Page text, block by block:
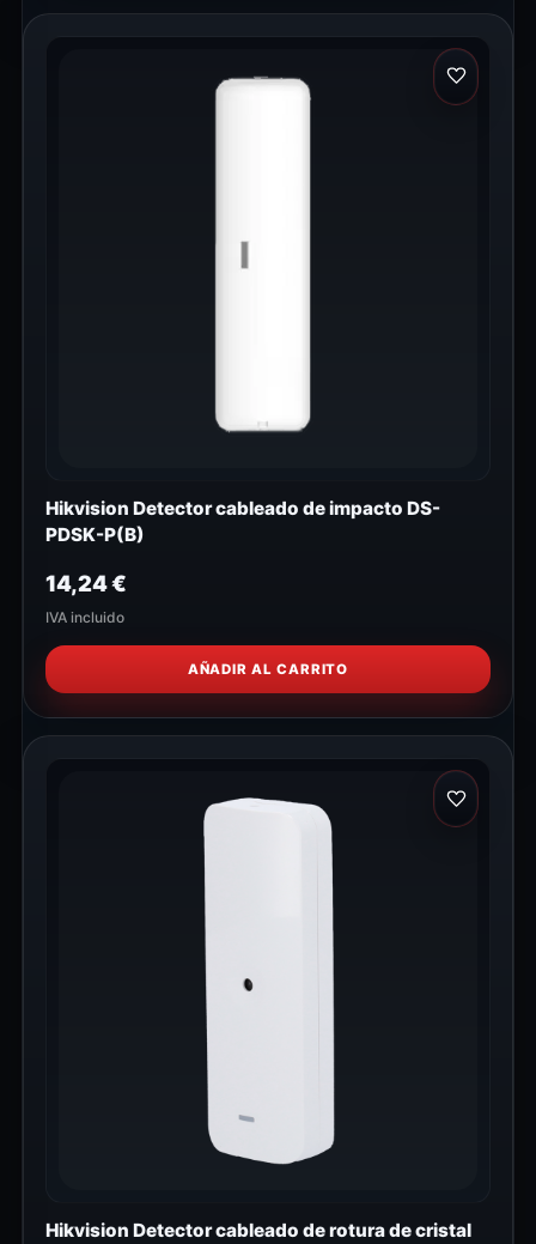
Hikvision Detector cableado de impacto DS-
PDSK-P(B)
14,24€
IVA incluido
AÑADIR AL CARRITO
Hikvision Detector cableado de rotura de cristal